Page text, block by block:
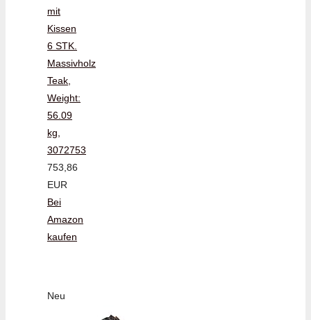
mit
Kissen
6 STK.
Massivholz
Teak,
Weight:
56.09
kg,
3072753
753,86
EUR
Bei
Amazon
kaufen
Neu